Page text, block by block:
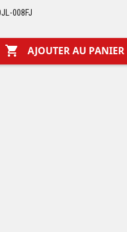
008FJ
 AJOUTER AU PANIER